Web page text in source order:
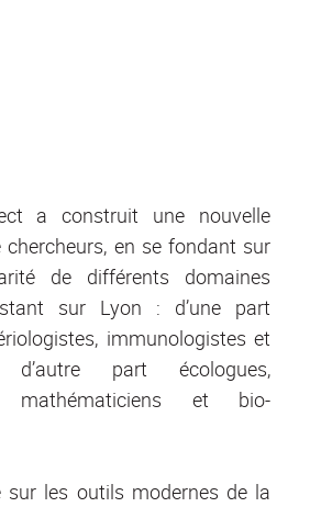
a construit une nouvelle
en se fondant sur
de différents domaines
sur Lyon : d’une part
immunologistes et
part écologues,
mathématiciens et bio-
sur les outils modernes de la